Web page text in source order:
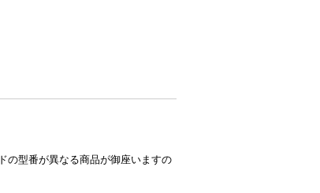
の型番が異なる商品が御座いますの